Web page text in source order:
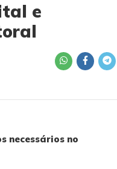
e
necessários no